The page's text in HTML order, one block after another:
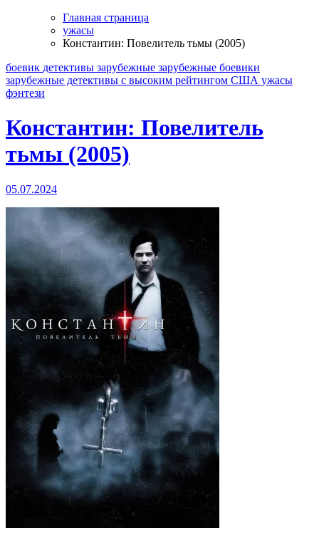
Главная страница
ужасы
Константин: Повелитель тьмы (2005)
боевик детективы зарубежные зарубежные боевики
зарубежные детективы с высоким рейтингом США ужасы
фэнтези
Константин: Повелитель
тьмы (2005)
05.07.2024